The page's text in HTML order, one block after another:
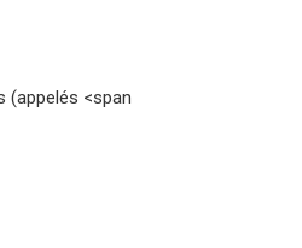
(appelés <span